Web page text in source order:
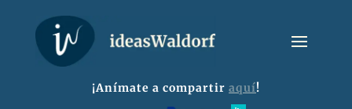
¡Anímate a compartir aquí!